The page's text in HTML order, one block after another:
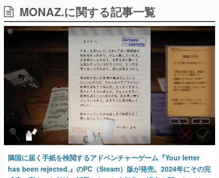
日本のモバイルゲーム史における主要なトピック・タイト
ルを網羅するほか、開発者へのインタビューや識者による
解説を掲載。約20年の歴史が一望できる決定版！
若ゲのいたり〜ゲームクリエイターの青春〜
『うつヌケ』『ペンと箸』等で知られるマンガ家・田中圭
一先生によるゲーム業界レポートマンガです。
なんでゲームは面白い？
ゲーム開発者・hamatsu氏がゲームの魅力を画面や操作の
具体的な形から解き明かしていく、硬派で骨太な評論連載
です。
ゲームが変えた日本語
「経験値」「裏技」「ラスボス」… ゲームにまつわる言葉
の起源や用法の変遷を、コンピューター文化史研究家・タ
イニーP氏が徹底調査。
カテゴリ
隣国に届く手紙を検閲するアドベンチャーゲーム『Your letter
has been rejected.』のPC（Steam）版が発売。2024年にその完
成度の高さからSNSで話題になった人気作。 演出や新ストーリー
が大幅に追加された拡張版
2025年8月5日 公開